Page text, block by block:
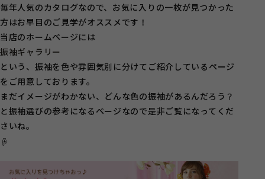
毎年人気のカタログなので、お気に入りの一枚が見つかった
方はお早目のご見学がオススメです！
当店のホームページには
振袖ギャラリー
という、振袖を色や雰囲気別に分けてご紹介しているページ
をご用意しております。
まだイメージがわかない、どんな色の振袖があるんだろう？
と振袖選びの参考になるページなので是非ご覧になってくだ
さいね。
☟